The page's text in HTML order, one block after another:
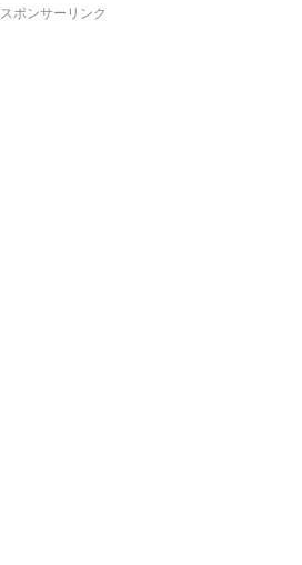
スポンサーリンク